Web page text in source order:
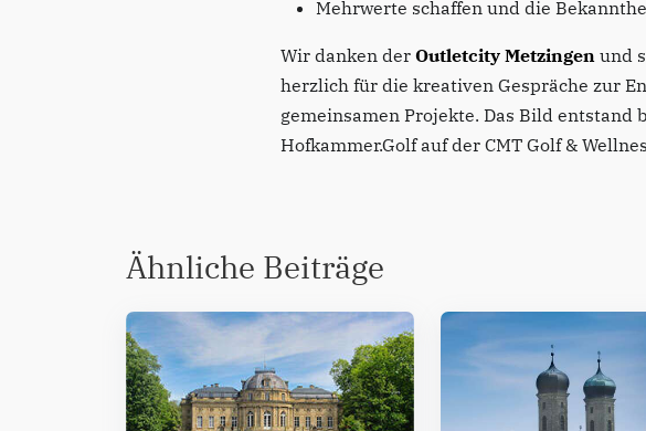
Mehrwerte schaffen und die
Wir danken der Outletcity Metzingen und
herzlich für die kreativen Gespräche zur
gemeinsamen Projekte. Das Bild entstand
Hofkammer.Golf auf der CMT Golf &
Ähnliche Beiträge